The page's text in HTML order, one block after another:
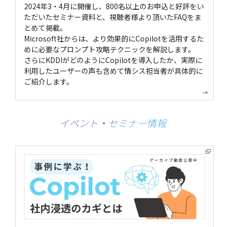
2024年3・4月に開催し、800名以上のお申込と好評をい
ただいたセミナー資料と、視聴者様より頂いたFAQをま
とめて掲載。
Microsoft社からは、より効果的にCopilotを活用するた
めに必要なプロンプト攻略テクニックを解説します。
さらにKDDIがどのようにCopilotを導入したか、実際に
利用したユーザーの声も含めて情シス担当者が具体的に
ご紹介します。
イベント・セミナー情報